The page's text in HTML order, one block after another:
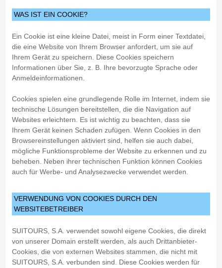
WAS IST EIN COOKIE?
Ein Cookie ist eine kleine Datei, meist in Form einer Textdatei,
die eine Website von Ihrem Browser anfordert, um sie auf
Ihrem Gerät zu speichern. Diese Cookies speichern
Informationen über Sie, z. B. Ihre bevorzugte Sprache oder
Anmeldeinformationen.
Cookies spielen eine grundlegende Rolle im Internet, indem sie
technische Lösungen bereitstellen, die die Navigation auf
Websites erleichtern. Es ist wichtig zu beachten, dass sie
Ihrem Gerät keinen Schaden zufügen. Wenn Cookies in den
Browsereinstellungen aktiviert sind, helfen sie auch dabei,
mögliche Funktionsprobleme der Website zu erkennen und zu
beheben. Neben ihrer technischen Funktion können Cookies
auch für Werbe- und Analysezwecke verwendet werden.
VERWENDUNG VON COOKIES DURCH DEN
WEBSITEBETREIBER
SUITOURS, S.A. verwendet sowohl eigene Cookies, die direkt
von unserer Domain erstellt werden, als auch Drittanbieter-
Cookies, die von externen Websites stammen, die nicht mit
SUITOURS, S.A. verbunden sind. Diese Cookies werden für